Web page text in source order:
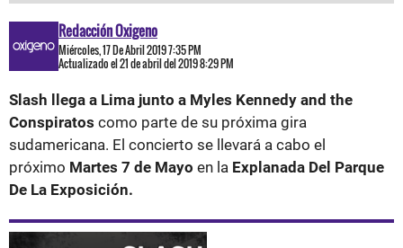
Redacción Oxigeno
Miércoles, 17 De Abril 2019 7:35 PM
Actualizado el 21 de abril del 2019 8:29 PM
Slash llega a Lima junto a Myles Kennedy and the
Conspiratos como parte de su próxima gira
sudamericana. El concierto se llevará a cabo el
próximo Martes 7 de Mayo en la Explanada Del Parque
De La Exposición.